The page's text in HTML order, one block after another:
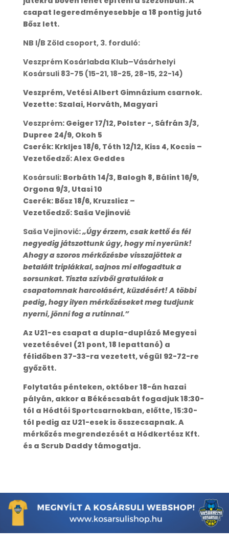
csapat legeredményesebbje a 18 pontig jutó
Bősz lett.
NB I/B Zöld csoport, 3. forduló:
Veszprém Kosárlabda Klub–Vásárhelyi
Kosársuli 83-75 (15-21, 18-25, 28-15, 22-14)
Veszprém, Vetési Albert Gimnázium csarnok.
Vezette: Szalai, Horváth, Magyari
Veszprém: Geiger 17/12, Polster -, Sáfrán 3/3,
Dupree 24/9, Okoh 5
Cserék: Krkljes 18/6, Tóth 12/12, Kiss 4, Kocsis –
Vezetőedző: Alex Geddes
Kosársuli: Borbáth 14/3, Balogh 8, Bálint 16/9,
Orgona 9/3, Utasi 10
Cserék: Bősz 18/6, Kruzslicz –
Vezetőedző: Saša Vejinović
Saša Vejinović:„Úgy érzem, csak kettő és fél
negyedig játszottunk úgy, hogy mi nyerünk!
Ahogy a szoros mérkőzésbe visszajöttek a
betalált triplákkal, sajnos mi elfogadtuk a
sorsunkat. Tiszta szívből gratulálok a
csapatomnak harcolásért, küzdésért! A többi
pedig, hogy ilyen mérkőzéseket meg tudjunk
nyerni, jönni fog a rutinnal.”
Az U21-es csapat a dupla-duplázó Megyesi
vezetésével (21 pont, 18 lepattanó) a
félidőben 37-33-ra vezetett, végül 92-72-re
győzött.
Folytatás pénteken, október 18-án hazai
pályán, akkor a Békéscsabát fogadjuk 18:30-
tól a Hódtói Sportcsarnokban, előtte, 15:30-
tól pedig az U21-esek is összecsapnak. A
mérkőzés megrendezését a Hódkertész Kft.
és a Scrub Daddy támogatja.